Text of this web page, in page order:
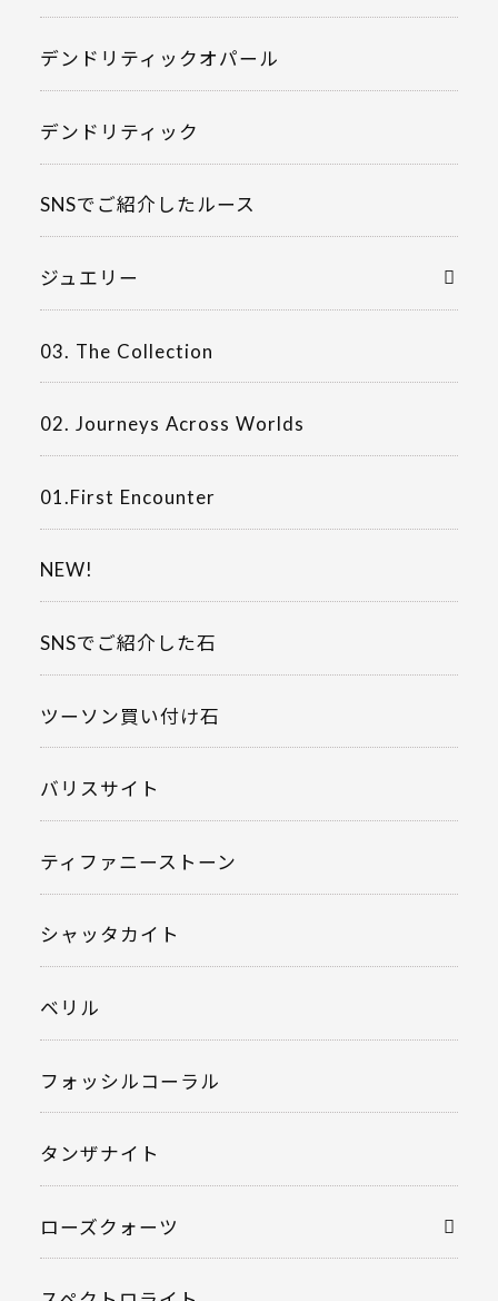
デンドリティックオパール
デンドリティック
SNSでご紹介したルース
ジュエリー
03. The Collection
02. Journeys Across Worlds
01.First Encounter
NEW!
SNSでご紹介した石
ツーソン買い付け石
バリスサイト
ティファニーストーン
シャッタカイト
ベリル
フォッシルコーラル
タンザナイト
ローズクォーツ